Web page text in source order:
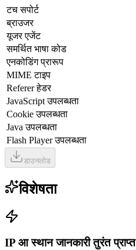
टच सपोर्ट
ब्राउजर
यूजर एजेंट
समर्थित भाषा कोड
एनकोडिंग प्रारूप
MIME टाइप
Referer हेडर
JavaScript उपलब्धता
Cookie उपलब्धता
Java उपलब्धता
Flash Player उपलब्धता
डाउनलोड
विशेषता
IP आ स्थान जानकारी तुरंत प्राप्त